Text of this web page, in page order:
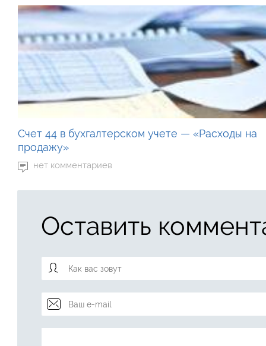
Счет 44 в бухгалтерском учете — «Расходы на
продажу»
нет комментариев
Оставить